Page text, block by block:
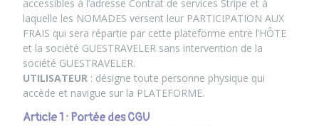
accessibles à l’adresse Contrat de services Stripe et à
laquelle les NOMADES versent leur PARTICIPATION AUX
FRAIS qui sera répartie par cette plateforme entre l’HÔTE
et la société GUESTRAVELER sans intervention de la
société GUESTRAVELER.
UTILISATEUR : désigne toute personne physique qui
accède et navigue sur la PLATEFORME.
Article 1 : Portée des CGU